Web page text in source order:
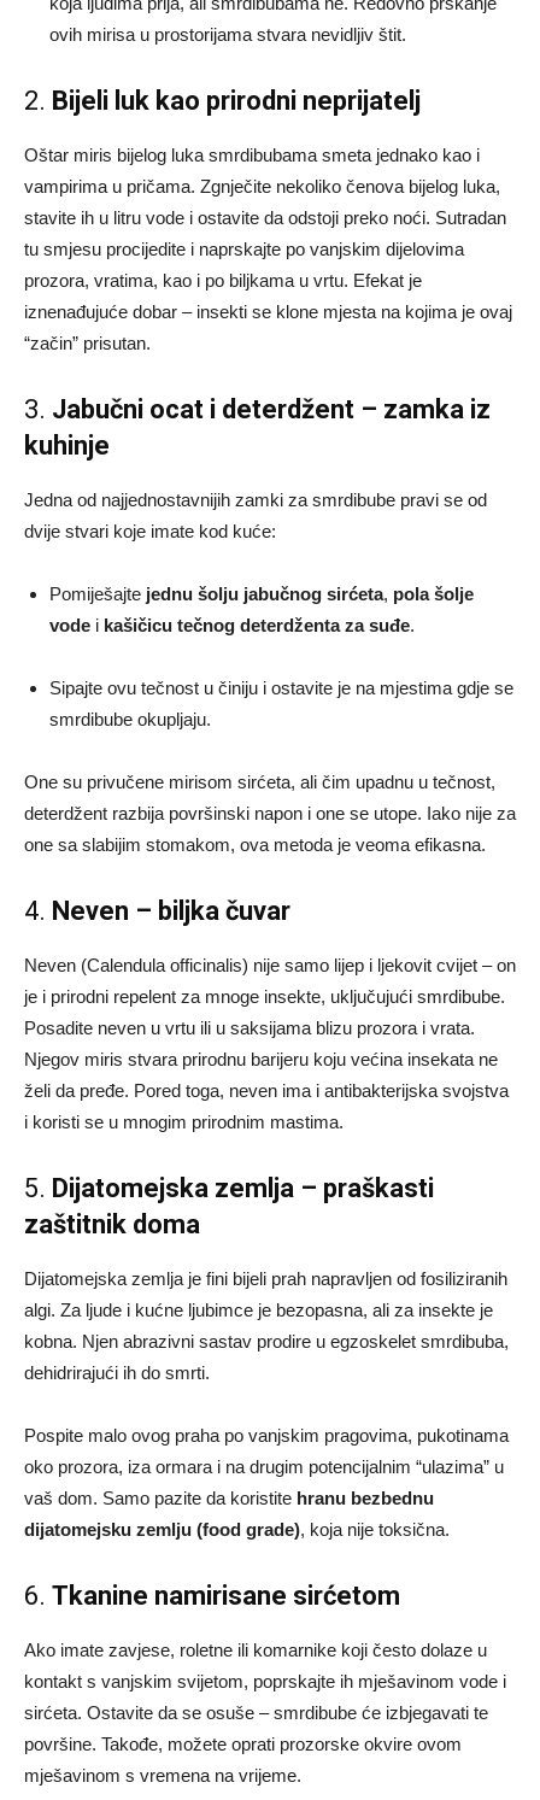
ovih mirisa u prostorijama stvara nevidljiv štit.
2. Bijeli luk kao prirodni neprijatelj
Oštar miris bijelog luka smrdibubama smeta jednako kao i
vampirima u pričama. Zgnječite nekoliko čenova bijelog luka,
stavite ih u litru vode i ostavite da odstoji preko noći. Sutradan
tu smjesu procijedite i naprskajte po vanjskim dijelovima
prozora, vratima, kao i po biljkama u vrtu. Efekat je
iznenađujuće dobar – insekti se klone mjesta na kojima je ovaj
“začin” prisutan.
3. Jabučni ocat i deterdžent – zamka iz
kuhinje
Jedna od najjednostavnijih zamki za smrdibube pravi se od
dvije stvari koje imate kod kuće:
Pomiješajte jednu šolju jabučnog sirćeta, pola šolje
vode i kašičicu tečnog deterdženta za suđe.
Sipajte ovu tečnost u činiju i ostavite je na mjestima gdje se
smrdibube okupljaju.
One su privučene mirisom sirćeta, ali čim upadnu u tečnost,
deterdžent razbija površinski napon i one se utope. Iako nije za
one sa slabijim stomakom, ova metoda je veoma efikasna.
4. Neven – biljka čuvar
Neven (Calendula officinalis) nije samo lijep i ljekovit cvijet – on
je i prirodni repelent za mnoge insekte, uključujući smrdibube.
Posadite neven u vrtu ili u saksijama blizu prozora i vrata.
Njegov miris stvara prirodnu barijeru koju većina insekata ne
želi da pređe. Pored toga, neven ima i antibakterijska svojstva
i koristi se u mnogim prirodnim mastima.
5. Dijatomejska zemlja – praškasti
zaštitnik doma
Dijatomejska zemlja je fini bijeli prah napravljen od fosiliziranih
algi. Za ljude i kućne ljubimce je bezopasna, ali za insekte je
kobna. Njen abrazivni sastav prodire u egzoskelet smrdibuba,
dehidrirajući ih do smrti.
Pospite malo ovog praha po vanjskim pragovima, pukotinama
oko prozora, iza ormara i na drugim potencijalnim “ulazima” u
vaš dom. Samo pazite da koristite hranu bezbednu
dijatomejsku zemlju (food grade), koja nije toksična.
6. Tkanine namirisane sirćetom
Ako imate zavjese, roletne ili komarnike koji često dolaze u
kontakt s vanjskim svijetom, poprskajte ih mješavinom vode i
sirćeta. Ostavite da se osuše – smrdibube će izbjegavati te
površine. Takođe, možete oprati prozorske okvire ovom
mješavinom s vremena na vrijeme.